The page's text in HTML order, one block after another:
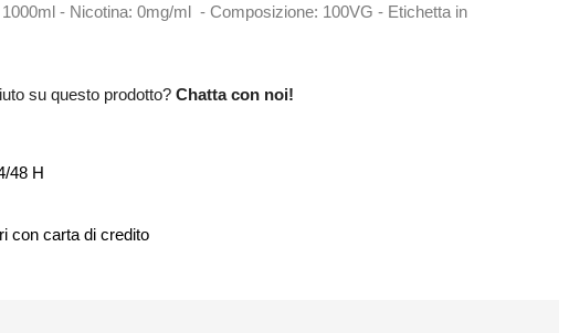
- Nicotina: 0mg/ml - Composizione: 100VG - Etichetta in
su questo prodotto? Chatta con noi!
48 H
con carta di credito